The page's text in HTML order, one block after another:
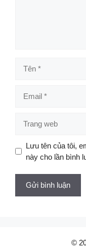
web
Lưu tên của tôi,
này cho lần bình
©